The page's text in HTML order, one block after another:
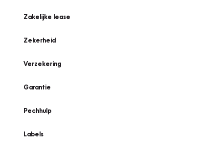
Zakelijke lease
Zekerheid
Verzekering
Garantie
Pechhulp
Labels